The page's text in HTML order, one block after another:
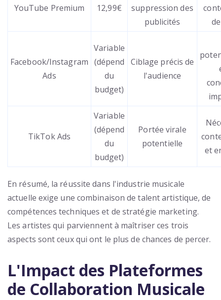
YouTube Premium 12,99€
suppression des
publicités
Facebook/Instagram
Ads
Variable
(dépend
du
budget)
Ciblage précis de
l'audience
TikTok Ads
Variable
(dépend
du
budget)
Portée virale
potentielle
et
En résumé, la réussite dans l'industrie musicale
actuelle exige une combinaison de talent artistique, de
compétences techniques et de stratégie marketing.
Les artistes qui parviennent à maîtriser ces trois
aspects sont ceux qui ont le plus de chances de percer.
L'Impact des Plateformes
de Collaboration Musicale